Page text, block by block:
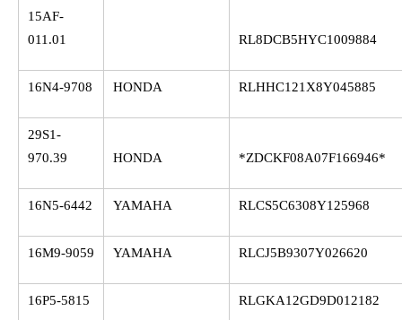
15AF-
011.01
RL8DCB5HYC1009884
16N4-9708 HONDA RLHHC121X8Y045885
29S1-
970.39
HONDA *ZDCKF08A07F166946*
16N5-6442 YAMAHA RLCS5C6308Y125968
16M9-9059 YAMAHA RLCJ5B9307Y026620
16P5-5815 RLGKA12GD9D012182